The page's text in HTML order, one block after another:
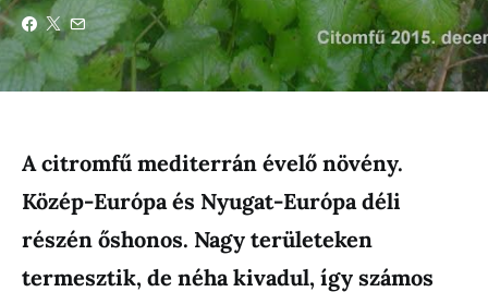
A citromfű mediterrán évelő növény.
Közép-Európa és Nyugat-Európa déli
részén őshonos. Nagy területeken
termesztik, de néha kivadul, így számos